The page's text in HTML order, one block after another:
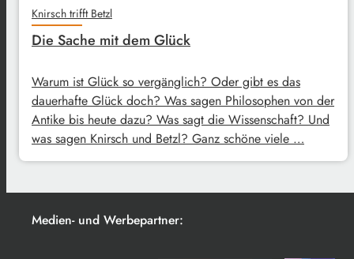
Knirsch trifft Betzl
Die Sache mit dem Glück
Warum ist Glück so vergänglich? Oder gibt es das
dauerhafte Glück doch? Was sagen Philosophen von der
Antike bis heute dazu? Was sagt die Wissenschaft? Und
was sagen Knirsch und Betzl? Ganz schöne viele …
Medien- und Werbepartner: